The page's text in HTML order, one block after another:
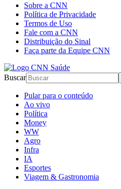
Sobre a CNN
Política de Privacidade
Termos de Uso
Fale com a CNN
Distribuição do Sinal
Faça parte da Equipe CNN
Buscar
Pular para o conteúdo
Ao vivo
Política
Money
WW
Agro
Infra
IA
Esportes
Viagem & Gastronomia